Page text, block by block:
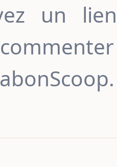
un